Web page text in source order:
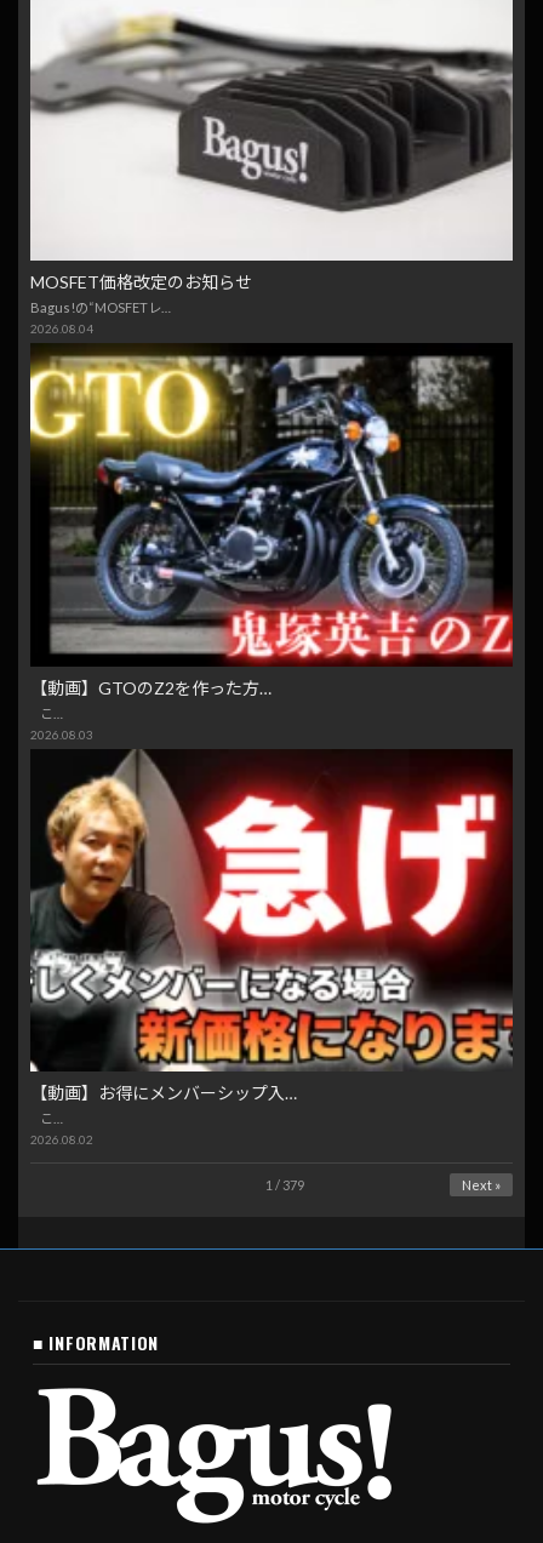
MOSFET価格改定のお知らせ
Bagus!の“MOSFETレ…
2026.08.04
【動画】GTOのZ2を作った方…
こ…
2026.08.03
【動画】お得にメンバーシップ入…
こ…
2026.08.02
1 / 379 Next »
■ INFORMATION